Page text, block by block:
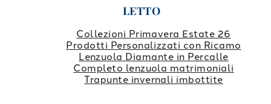
LETTO
Collezioni Primavera Estate 26
Prodotti Personalizzati con Ricamo
Lenzuola Diamante in Percalle
Completo lenzuola matrimoniali
Trapunte invernali imbottite